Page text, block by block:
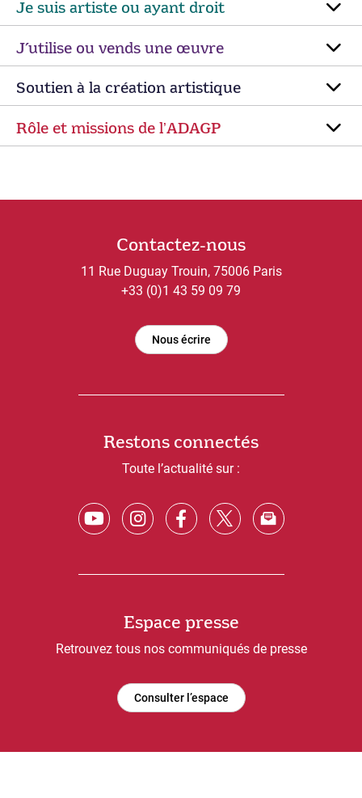
Je suis artiste ou ayant droit
J’utilise ou vends une œuvre
Soutien à la création artistique
Rôle et missions de lʼADAGP
Contactez-nous
11 Rue Duguay Trouin, 75006 Paris
+33 (0)1 43 59 09 79
Nous écrire
Restons connectés
Toute l’actualité sur :
Espace presse
Retrouvez tous nos communiqués de presse
Consulter l’espace